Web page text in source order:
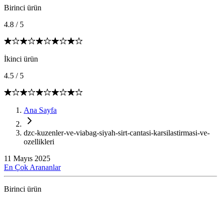
Birinci ürün
4.8 / 5
İkinci ürün
4.5 / 5
Ana Sayfa
dzc-kuzenler-ve-viabag-siyah-sirt-cantasi-karsilastirmasi-ve-
ozellikleri
11 Mayıs 2025
En Çok Arananlar
Birinci ürün